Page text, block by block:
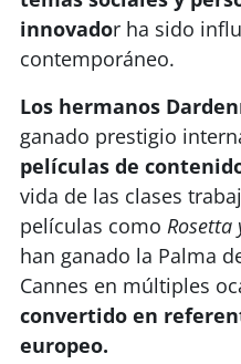
innovador ha sido
contemporáneo.
Los hermanos
ganado prestigio
películas de
vida de las clases
películas como Rosetta
han ganado la Palma
Cannes en múltiples
convertido en
europeo.